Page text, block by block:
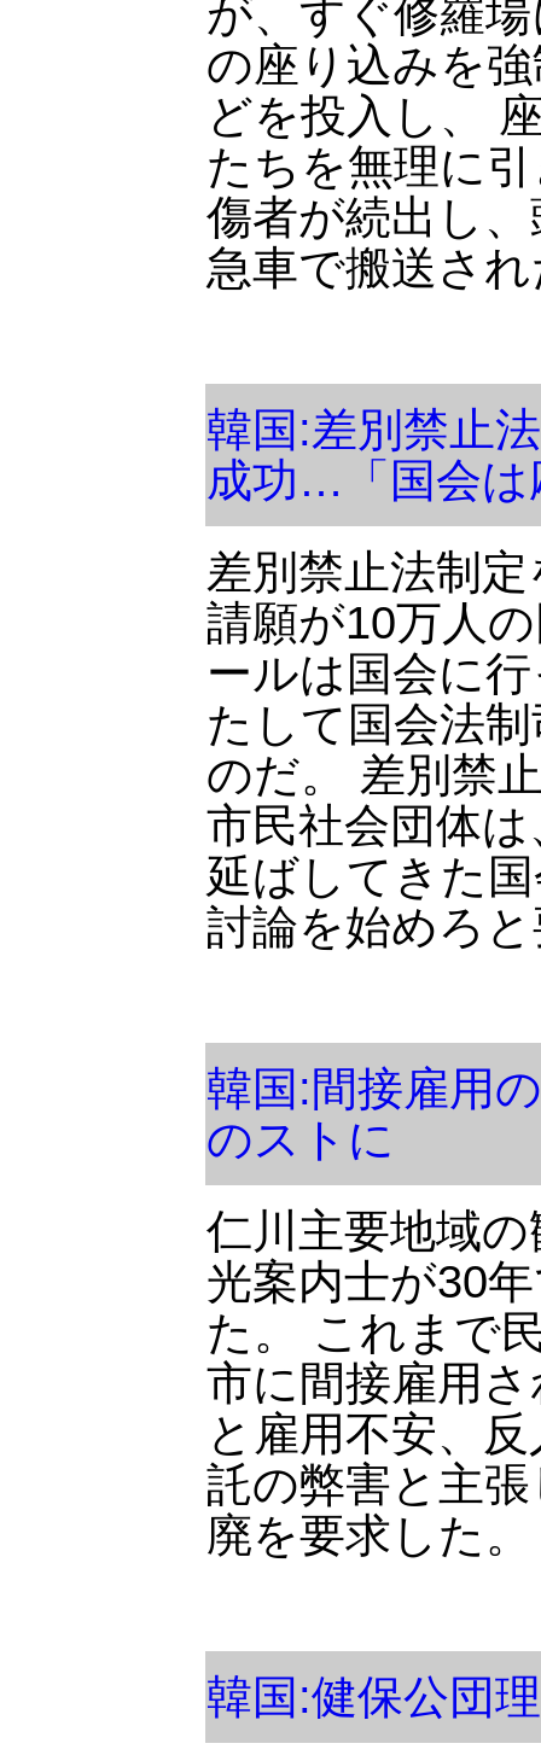
が、すぐ修羅
の座り込みを
どを投入し、
たちを無理に
傷者が続出し
急車で搬送さ
韓国:差別禁止
成功…「国会は
差別禁止法制
請願が10万人
ールは国会に
たして国会法
のだ。 差別禁
市民社会団体
延ばしてきた
討論を始めろ
韓国:間接雇用
のストに
仁川主要地域
光案内士が30
た。 これまで
市に間接雇用
と雇用不安、
託の弊害と主
廃を要求した。
韓国:健保公団